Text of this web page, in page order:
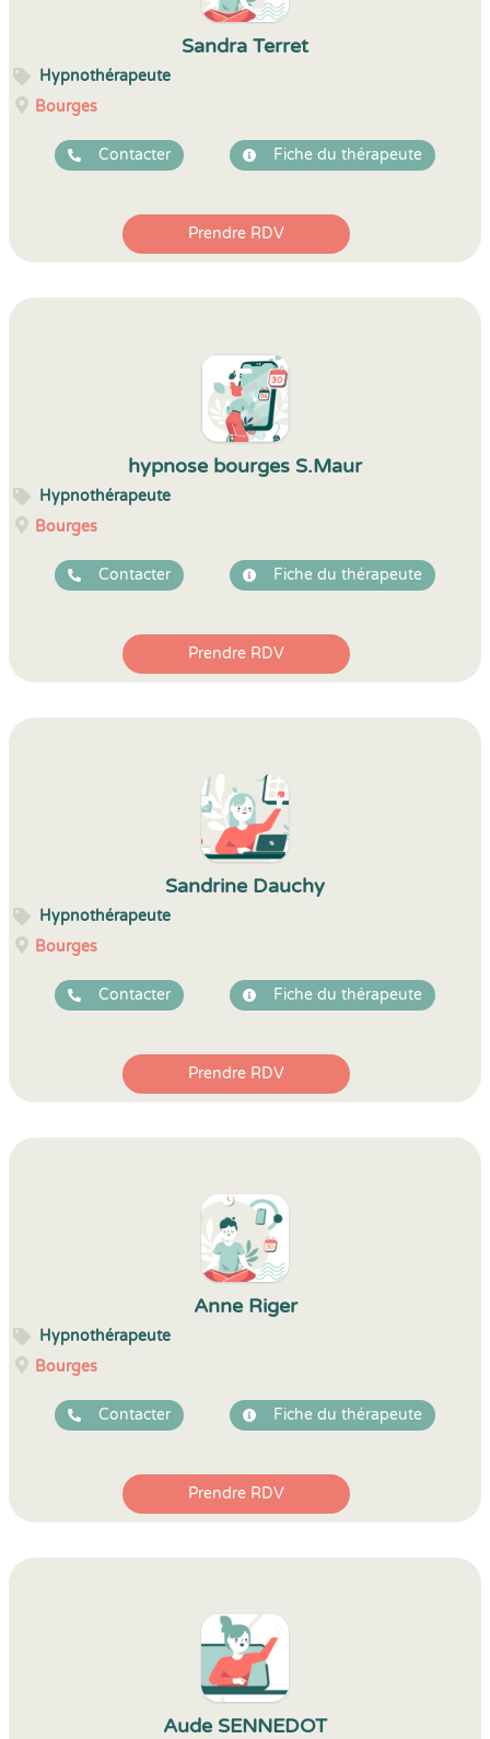
Sandra Terret
Hypnothérapeute
Bourges
Contacter Fiche du thérapeute
Prendre RDV
hypnose bourges S.Maur
Hypnothérapeute
Bourges
Contacter Fiche du thérapeute
Prendre RDV
Sandrine Dauchy
Hypnothérapeute
Bourges
Contacter Fiche du thérapeute
Prendre RDV
Anne Riger
Hypnothérapeute
Bourges
Contacter Fiche du thérapeute
Prendre RDV
Aude SENNEDOT